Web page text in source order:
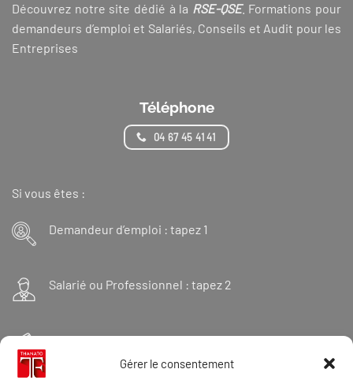
Gérer le consentement
Découvrez notre site dédié à la RSE-QSE. Formations pour
demandeurs d’emploi et Salariés, Conseils et Audit pour les
Entreprises
Téléphone
04 67 45 41 41
Si vous êtes :
Demandeur d’emploi : tapez 1
Salarié ou Professionnel : tapez 2
Financeur : tapez 3